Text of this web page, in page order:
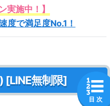
実施中！】
度で満足度No.1！
[LINE無制限]
目 次